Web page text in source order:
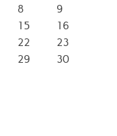
8
9
15
16
22
23
29
30